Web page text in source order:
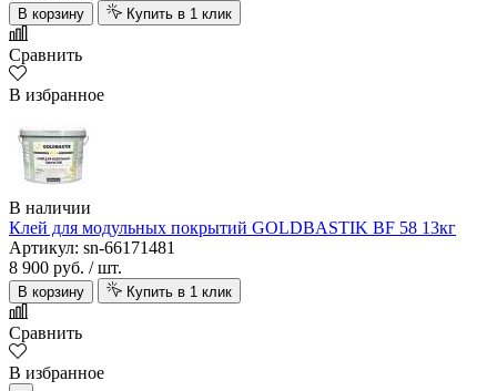
В корзину Купить в 1 клик
Сравнить
В избранное
В наличии
Клей для модульных покрытий GOLDBASTIK BF 58 13кг
Артикул: sn-66171481
8 900 руб. / шт.
В корзину Купить в 1 клик
Сравнить
В избранное